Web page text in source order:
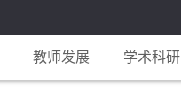
教师发展 学术科研